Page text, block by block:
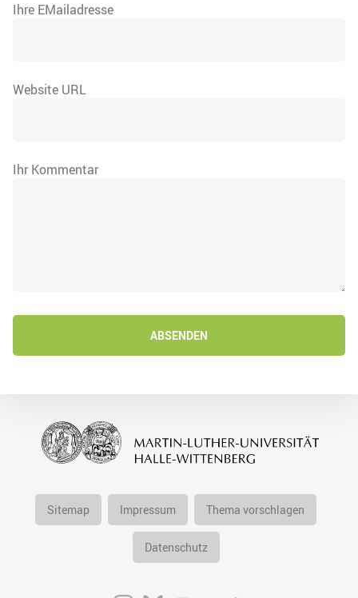
Ihre EMailadresse
Website URL
Ihr Kommentar
ABSENDEN
Sitemap Impressum Thema vorschlagen
Datenschutz